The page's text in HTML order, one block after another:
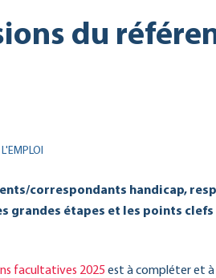
du
correspondants handicap,
grandes étapes et les points clefs
facultatives 2025 est à compléter et